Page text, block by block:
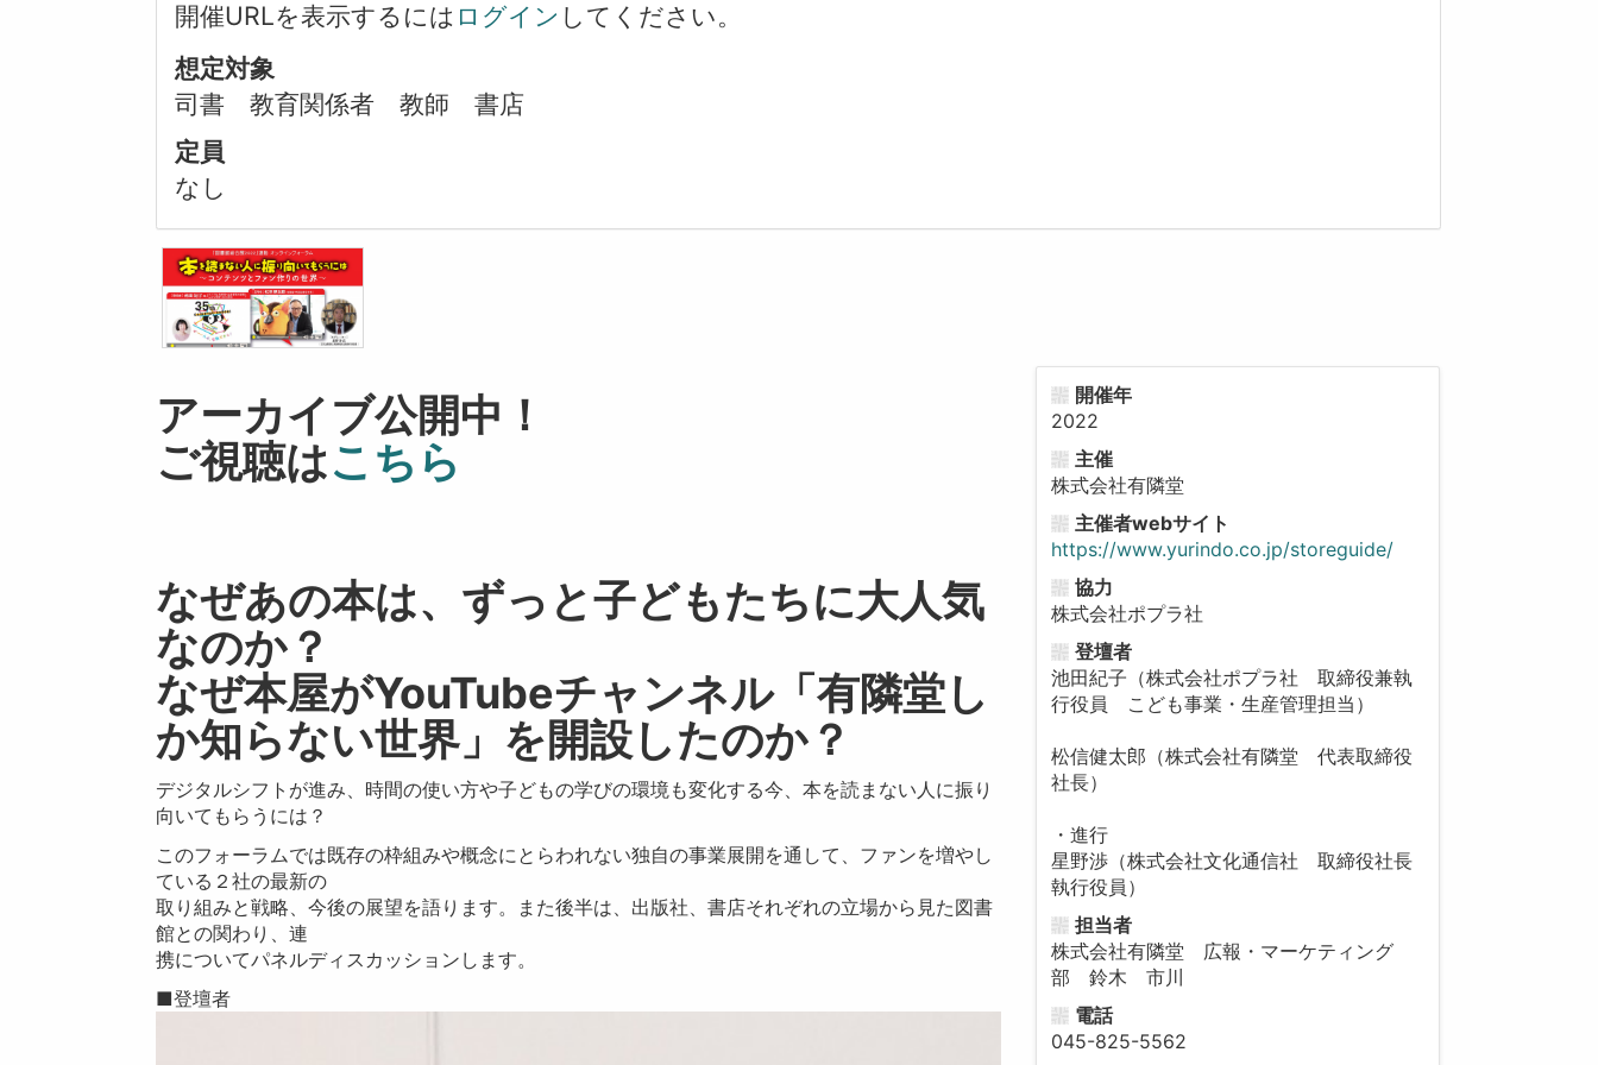
開催URLを表示するには ログイン してください。
想定対象
司書 教育関係者 教師 書店
定員
なし
アーカイブ公開中！
ご視聴はこちら
なぜあの本は、ずっと子どもたちに大人気
なのか？
なぜ本屋がYouTubeチャンネル「有隣堂し
か知らない世界」を開設したのか？
デジタルシフトが進み、時間の使い方や子どもの学びの環境も変化する今、本を読まない人に振り
向いてもらうには？
このフォーラムでは既存の枠組みや概念にとらわれない独自の事業展開を通して、ファンを増やし
ている２社の最新の
取り組みと戦略、今後の展望を語ります。また後半は、出版社、書店それぞれの立場から見た図書
館との関わり、連
携についてパネルディスカッションします。
■登壇者
開催年
2022
主催
株式会社有隣堂
主催者webサイト
https://www.yurindo.co.jp/storeguide/
協力
株式会社ポプラ社
登壇者
池田紀子（株式会社ポプラ社 取締役兼執
行役員 こども事業・生産管理担当）
松信健太郎（株式会社有隣堂 代表取締役
社長）
・進行
星野渉（株式会社文化通信社 取締役社長
執行役員）
担当者
株式会社有隣堂 広報・マーケティング
部 鈴木 市川
電話
045-825-5562